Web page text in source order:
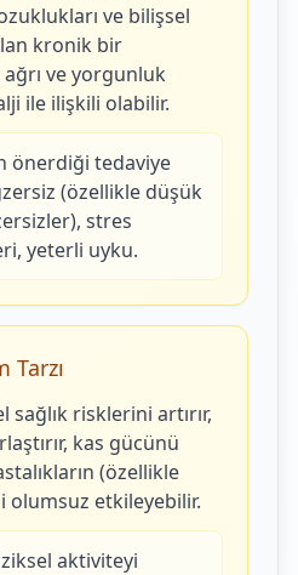
ve bilişsel
kronik bir
ve yorgunluk
ile ilişkili olabilir.
önerdiği tedaviye
(özellikle düşük
stres
yeterli uyku.
Tarzı
risklerini artırır,
kas gücünü
(özellikle
olumsuz etkileyebilir.
aktiviteyi